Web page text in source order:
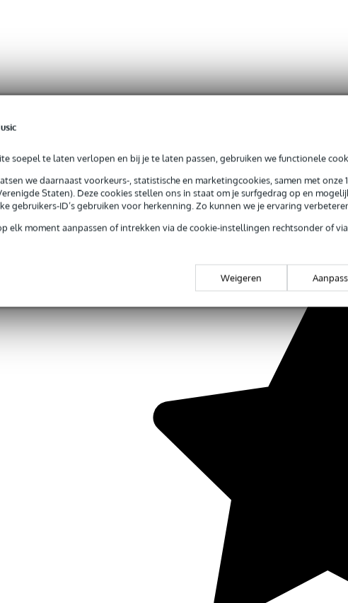
soepel te laten verlopen en bij je te laten passen, gebruiken we functionele
we daarnaast voorkeurs-, statistische en marketingcookies, samen met onze
Staten). Deze cookies stellen ons in staat om je surfgedrag op en
gebruikers-ID’s gebruiken voor herkenning. Zo kunnen we je ervaring
elk moment aanpassen of intrekken via de cookie-instellingen rechtsonder of
Weigeren